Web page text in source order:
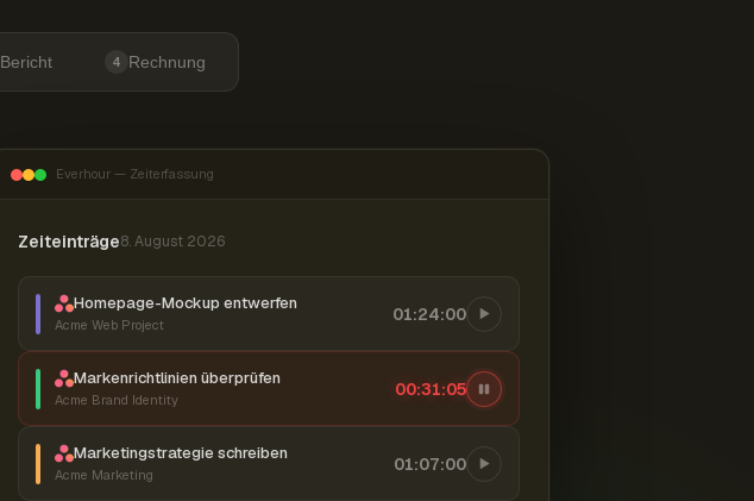
Bericht 4 Rechnung
Everhour — Zeiterfassung
Zeiteinträge8. August 2026
Homepage-Mockup entwerfen
Acme Web Project
01:24:00
Markenrichtlinien überprüfen
Acme Brand Identity
00:31:06
Marketingstrategie schreiben
Acme Marketing
01:07:00